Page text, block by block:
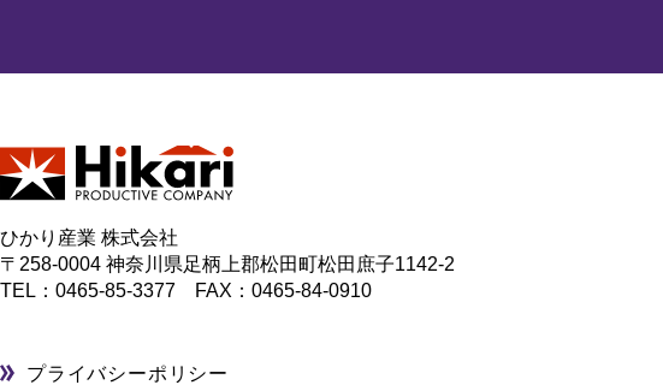
ひかり産業 株式会社
〒258-0004 神奈川県足柄上郡松田町松田庶子1142-2
TEL： 0465-85-3377 FAX：0465-84-0910
プライバシーポリシー